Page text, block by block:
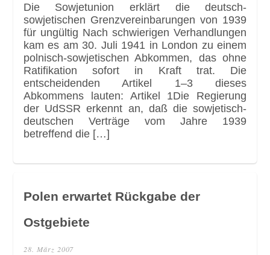
Die Sowjetunion erklärt die deutsch-
sowjetischen Grenzvereinbarungen von 1939
für ungültig Nach schwierigen Verhandlungen
kam es am 30. Juli 1941 in London zu einem
polnisch-sowjetischen Abkommen, das ohne
Ratifikation sofort in Kraft trat. Die
entscheidenden Artikel 1–3 dieses
Abkommens lauten: Artikel 1Die Regierung
der UdSSR erkennt an, daß die sowjetisch-
deutschen Verträge vom Jahre 1939
betreffend die […]
Polen erwartet Rückgabe der
Ostgebiete
28. März 2007